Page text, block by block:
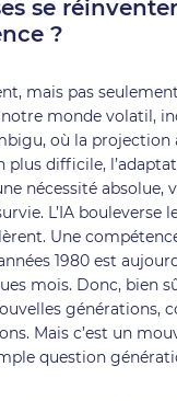
se
?
mais pas
notre monde volatil,
où la
plus difficile,
nécessité absolue,
L’IA bouleverse
Une
1980 est
mois. Donc, bien
générations,
Mais c’est un
question